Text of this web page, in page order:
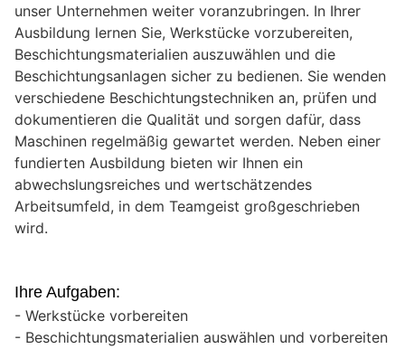
unser Unternehmen weiter voranzubringen. In Ihrer
Ausbildung lernen Sie, Werkstücke vorzubereiten,
Beschichtungsmaterialien auszuwählen und die
Beschichtungsanlagen sicher zu bedienen. Sie wenden
verschiedene Beschichtungstechniken an, prüfen und
dokumentieren die Qualität und sorgen dafür, dass
Maschinen regelmäßig gewartet werden. Neben einer
fundierten Ausbildung bieten wir Ihnen ein
abwechslungsreiches und wertschätzendes
Arbeitsumfeld, in dem Teamgeist großgeschrieben
wird.
Ihre Aufgaben:
- Werkstücke vorbereiten
- Beschichtungsmaterialien auswählen und vorbereiten